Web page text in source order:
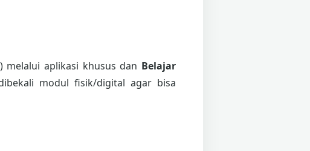
melalui aplikasi khusus dan Belajar
modul fisik/digital agar bisa